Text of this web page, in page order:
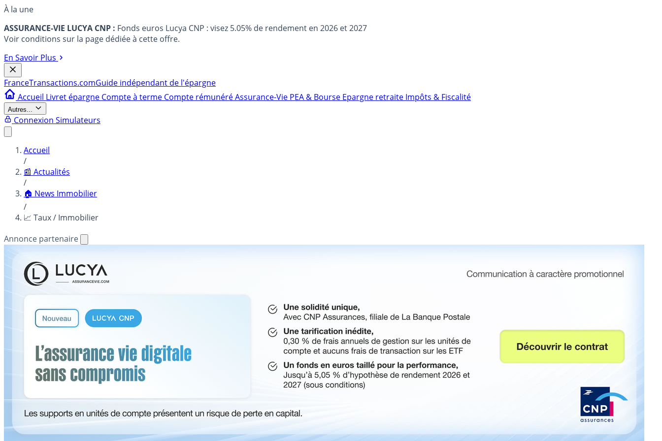
À la une
ASSURANCE-VIE LUCYA CNP : Fonds euros Lucya CNP : visez 5.05% de rendement en 2026 et 2027
Voir conditions sur la page dédiée à cette offre.
En Savoir Plus
FranceTransactions.comGuide indépendant de l'épargne
Accueil Livret épargne Compte à terme Compte rémunéréAssurance-Vie PEA & Bourse Epargne retraite Impôts & Fiscalité
Autres...
Connexion Simulateurs
Accueil
/
📰 Actualités
/
🏠 News Immobilier
/
📈 Taux / Immobilier
Annonce partenaire